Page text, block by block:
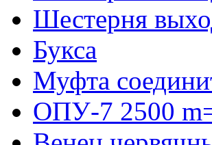
Шестерня
Букса
Муфта
ОПУ-7 2500